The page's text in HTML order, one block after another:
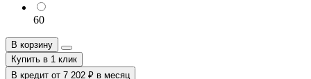
60
В корзину
Купить в 1 клик
В кредит от 7 202 ₽ в месяц